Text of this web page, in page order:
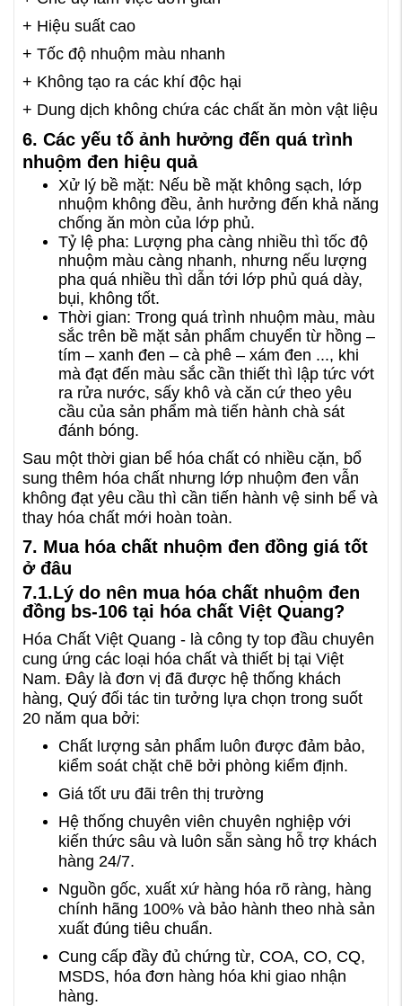
+ Hiệu suất cao
+ Tốc độ nhuộm màu nhanh
+ Không tạo ra các khí độc hại
+ Dung dịch không chứa các chất ăn mòn vật liệu
6. Các yếu tố ảnh hưởng đến quá trình
nhuộm đen hiệu quả
Xử lý bề mặt: Nếu bề mặt không sạch, lớp
nhuộm không đều, ảnh hưởng đến khả năng
chống ăn mòn của lớp phủ.
Tỷ lệ pha: Lượng pha càng nhiều thì tốc độ
nhuộm màu càng nhanh, nhưng nếu lượng
pha quá nhiều thì dẫn tới lớp phủ quá dày,
bụi, không tốt.
Thời gian: Trong quá trình nhuộm màu, màu
sắc trên bề mặt sản phẩm chuyển từ hồng –
tím – xanh đen – cà phê – xám đen ..., khi
mà đạt đến màu sắc cần thiết thì lập tức vớt
ra rửa nước, sấy khô và căn cứ theo yêu
cầu của sản phẩm mà tiến hành chà sát
đánh bóng.
Sau một thời gian bể hóa chất có nhiều cặn, bổ
sung thêm hóa chất nhưng lớp nhuộm đen vẫn
không đạt yêu cầu thì cần tiến hành vệ sinh bể và
thay hóa chất mới hoàn toàn.
7. Mua hóa chất nhuộm đen đồng giá tốt
ở đâu
7.1.Lý do nên mua hóa chất nhuộm đen
đồng bs-106 tại hóa chất Việt Quang?
Hóa Chất Việt Quang - là công ty top đầu chuyên
cung ứng các loại hóa chất và thiết bị tại Việt
Nam. Đây là đơn vị đã được hệ thống khách
hàng, Quý đối tác tin tưởng lựa chọn trong suốt
20 năm qua bởi:
Chất lượng sản phẩm luôn được đảm bảo,
kiểm soát chặt chẽ bởi phòng kiểm định.
Giá tốt ưu đãi trên thị trường
Hệ thống chuyên viên chuyên nghiệp với
kiến thức sâu và luôn sẵn sàng hỗ trợ khách
hàng 24/7.
Nguồn gốc, xuất xứ hàng hóa rõ ràng, hàng
chính hãng 100% và bảo hành theo nhà sản
xuất đúng tiêu chuẩn.
Cung cấp đầy đủ chứng từ, COA, CO, CQ,
MSDS, hóa đơn hàng hóa khi giao nhận
hàng.